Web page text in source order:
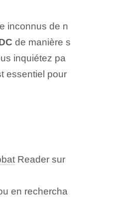
inconnus de n
de manière s
inquiétez pa
essentiel pour
Reader ⁣sur
en rechercha